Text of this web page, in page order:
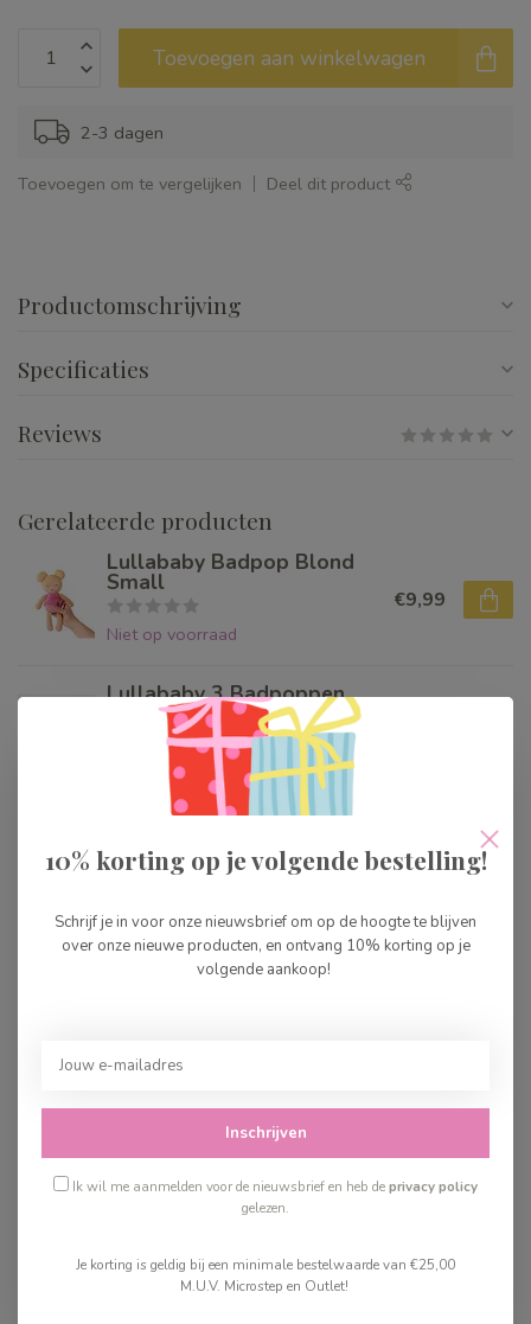
Toevoegen aan winkelwagen
2-3 dagen
Toevoegen om te vergelijken Deel dit product
Productomschrijving
Specificaties
Reviews
Gerelateerde producten
Lullababy Badpop Blond
Small
Niet op voorraad
€9,99
Lullababy 3 Badpoppen
Mandje Roze
Niet op voorraad
Lullababy Badpop Bruin
Small
€9,99
Lullababy Badpop Mandje
Recent bekeken
10% korting op je volgende bestelling!
Schrijf je in voor onze nieuwsbrief om op de hoogte te blijven
over onze nieuwe producten, en ontvang 10% korting op je
volgende aankoop!
Inschrijven
Ik wil me aanmelden voor de nieuwsbrief en heb deprivacy policy
gelezen.
Je korting is geldig bij een minimale bestelwaarde van €25,00
M.U.V. Microstep en Outlet!